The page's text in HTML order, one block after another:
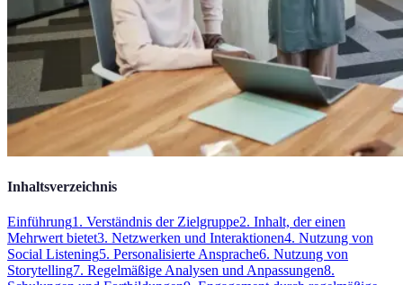
Inhaltsverzeichnis
Einführung1. Verständnis der Zielgruppe2. Inhalt, der einen
Mehrwert bietet3. Netzwerken und Interaktionen4. Nutzung von
Social Listening5. Personalisierte Ansprache6. Nutzung von
Storytelling7. Regelmäßige Analysen und Anpassungen8.